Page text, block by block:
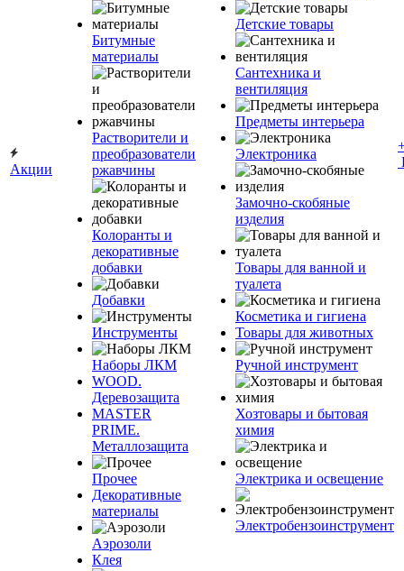
Акции
Битумные
материалы
Растворители и
преобразователи
ржавчины
Колоранты и
декоративные
добавки
Добавки
Инструменты
Наборы ЛКМ
WOOD.
Деревозащита
MASTER
PRIME.
Металлозащита
Прочее
Декоративные
материалы
Аэрозоли
Клея
Детские товары
Сантехника и
вентиляция
Предметы интерьера
Электроника
Замочно-скобяные
изделия
Товары для ванной и
туалета
Косметика и гигиена
Товары для животных
Ручной инструмент
Хозтовары и бытовая
химия
Электрика и освещение
Электробензоинструмент